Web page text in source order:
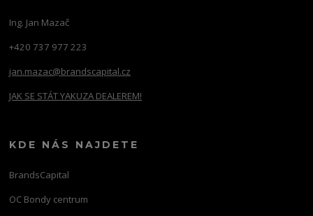
Ing. Jan Mazač
+420 737 977 223
jan.mazac@brandscapital.cz
JAK SE STÁT YAKUZA DEALEREM!
KDE NÁS NAJDETE
BrandsCapital
OC Bondy centrum